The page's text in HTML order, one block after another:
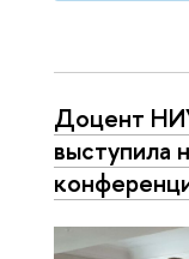
Доцент
выступила